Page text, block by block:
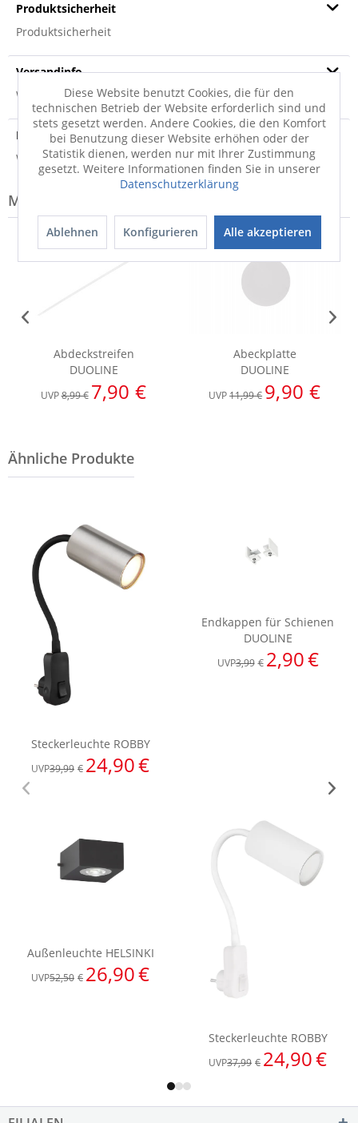
Produktsicherheit
Produktsicherheit
Versandinfo
Weitere Informationen zum Versand...
Hersteller
Weitere Informationen zum Hersteller...
Modell-Familie: DUOLINE
Abdeckstreifen
DUOLINE
UVP8,99 € 7,90 €
Abeckplatte
DUOLINE
UVP11,99 € 9,90 €
Diese Website benutzt Cookies, die für den
technischen Betrieb der Website erforderlich sind und
stets gesetzt werden. Andere Cookies, die den Komfort
bei Benutzung dieser Website erhöhen oder der
Statistik dienen, werden nur mit Ihrer Zustimmung
gesetzt. Weitere Informationen finden Sie in unserer
Datenschutzerklärung
Ablehnen Konfigurieren Alle akzeptieren